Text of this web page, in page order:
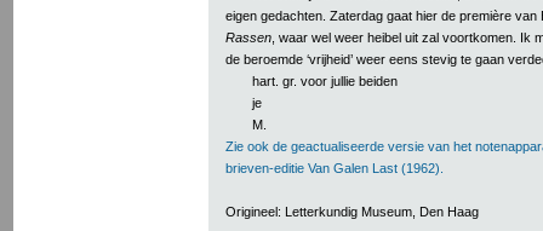
eigen gedachten. Zaterdag gaat hier de première
Rassen , waar wel weer heibel uit zal voortkomen. Ik
de beroemde ‘vrijheid’ weer eens stevig te gaan
hart. gr. voor jullie beiden
je
M.
Zie ook de geactualiseerde versie van het
brieven-editie Van Galen Last (1962).
Origineel: Letterkundig Museum, Den Haag